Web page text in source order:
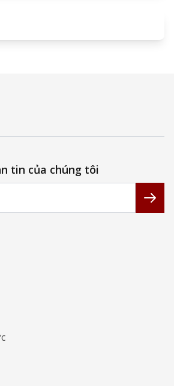
tin của chúng tôi